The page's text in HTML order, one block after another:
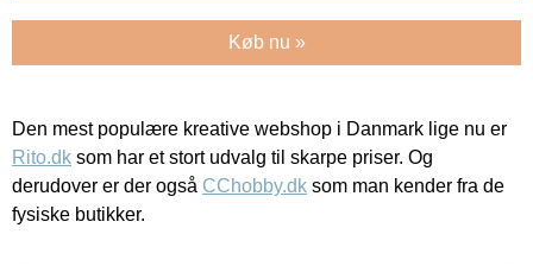
Køb nu »
Den mest populære kreative webshop i Danmark lige nu er
Rito.dk som har et stort udvalg til skarpe priser. Og
derudover er der også CChobby.dk som man kender fra de
fysiske butikker.